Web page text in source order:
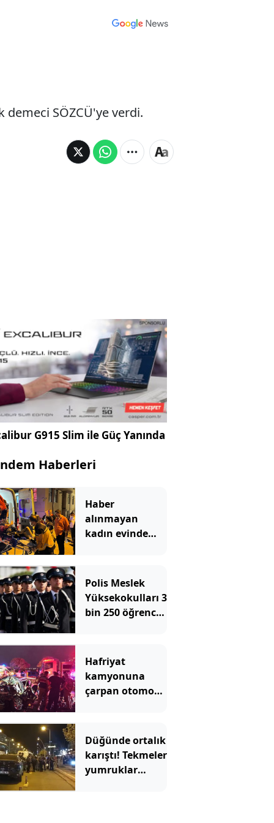
demeci SÖZCÜ'ye verdi.
G915 Slim ile Güç Yanında
Haberleri
Haber
alınmayan
kadın evinde
bulundu
Polis Meslek
Yüksekokulları 3
bin 250 öğrenci
Hafriyat
kamyonuna
çarpan otomobil
Düğünde ortalık
karıştı! Tekmeler
yumruklar